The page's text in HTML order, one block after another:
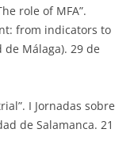
role of MFA”.
from indicators to
Málaga). 29 de
I Jornadas sobre
de Salamanca. 21